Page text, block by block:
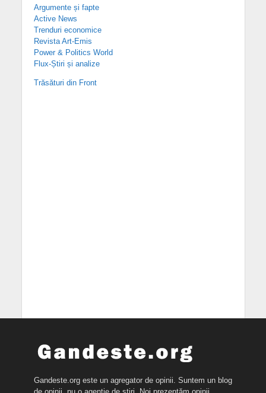
Argumente și fapte
Active News
Trenduri economice
Revista Art-Emis
Power & Politics World
Flux-Știri și analize
Trăsături din Front
Gandeste.org este un agregator de opinii. Suntem un blog